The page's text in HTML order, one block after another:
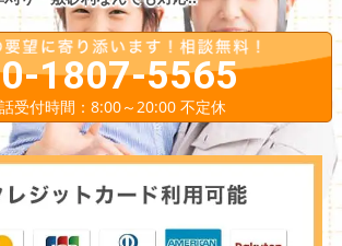
1807-5565
受付時間：8:00～20:00 不定休